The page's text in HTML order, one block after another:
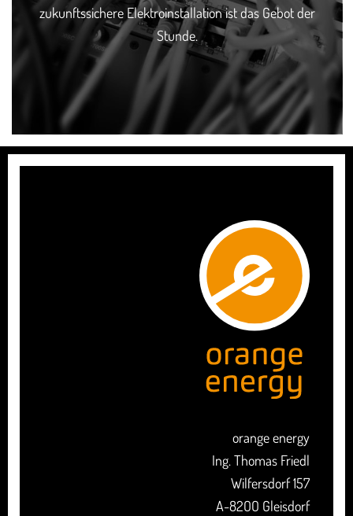
zukunftssichere Elektroinstallation ist das Gebot der
Stunde.
orange energy
Ing. Thomas Friedl
Wilfersdorf 157
A-82OO Gleisdorf